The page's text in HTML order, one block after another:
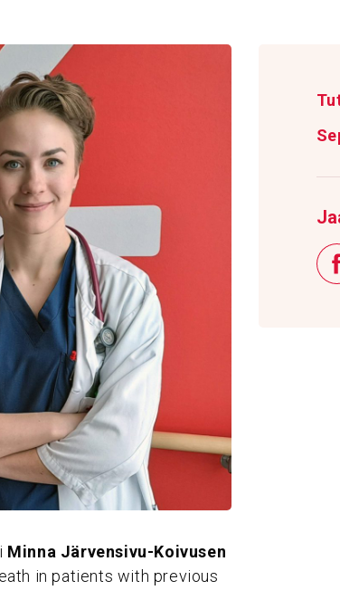
Minna Järvensivu-Koivusen
in patients with previous